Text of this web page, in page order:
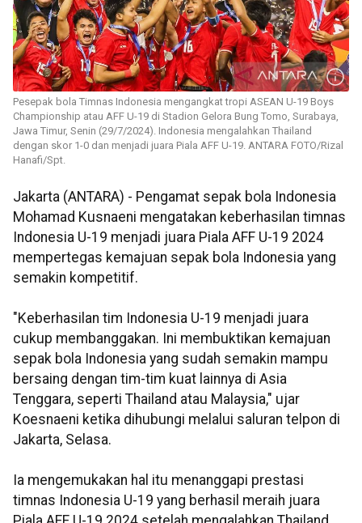
Pesepak bola Timnas Indonesia mengangkat tropi ASEAN U-19 Boys
Championship atau AFF U-19 di Stadion Gelora Bung Tomo, Surabaya,
Jawa Timur, Senin (29/7/2024). Indonesia mengalahkan Thailand
dengan skor 1-0 dan menjadi juara Piala AFF U-19. ANTARA FOTO/Rizal
Hanafi/Spt.
Jakarta (ANTARA) - Pengamat sepak bola Indonesia
Mohamad Kusnaeni mengatakan keberhasilan timnas
Indonesia U-19 menjadi juara Piala AFF U-19 2024
mempertegas kemajuan sepak bola Indonesia yang
semakin kompetitif.
"Keberhasilan tim Indonesia U-19 menjadi juara
cukup membanggakan. Ini membuktikan kemajuan
sepak bola Indonesia yang sudah semakin mampu
bersaing dengan tim-tim kuat lainnya di Asia
Tenggara, seperti Thailand atau Malaysia," ujar
Koesnaeni ketika dihubungi melalui saluran telpon di
Jakarta, Selasa.
Ia mengemukakan hal itu menanggapi prestasi
timnas Indonesia U-19 yang berhasil meraih juara